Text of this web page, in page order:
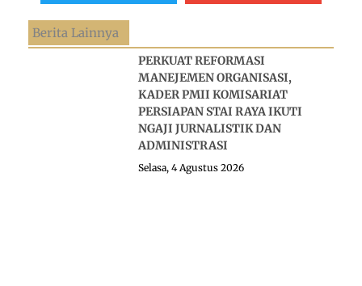
Berita Lainnya
PERKUAT REFORMASI
MANEJEMEN ORGANISASI,
KADER PMII KOMISARIAT
PERSIAPAN STAI RAYA IKUTI
NGAJI JURNALISTIK DAN
ADMINISTRASI
Selasa, 4 Agustus 2026